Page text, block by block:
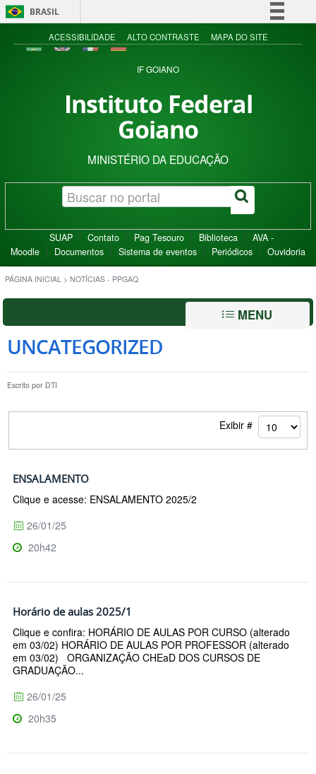
BRASIL
Simplifique!
Acesso à informação
ACESSIBILIDADE ALTO CONTRASTE MAPA DO SITE
IF GOIANO
Instituto Federal
Goiano
MINISTÉRIO DA EDUCAÇÃO
SUAP Contato Pag Tesouro Biblioteca
AVA -
Moodle
Documentos Sistema de eventos Periódicos Ouvidoria
PÁGINA INICIAL > NOTÍCIAS - PPGAQ
MENU
UNCATEGORIZED
Escrito por DTI
Exibir #
ENSALAMENTO
Clique e acesse: ENSALAMENTO 2025/2
26/01/25
20h42
Horário de aulas 2025/1
Clique e confira: HORÁRIO DE AULAS POR CURSO (alterado
em 03/02) HORÁRIO DE AULAS POR PROFESSOR (alterado
em 03/02) ORGANIZAÇÃO CHEaD DOS CURSOS DE
GRADUAÇÃO...
26/01/25
20h35